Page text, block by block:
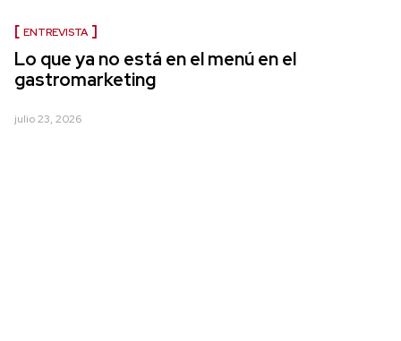
ENTREVISTA
Lo que ya no está en el menú en el
gastromarketing
julio 23, 2026